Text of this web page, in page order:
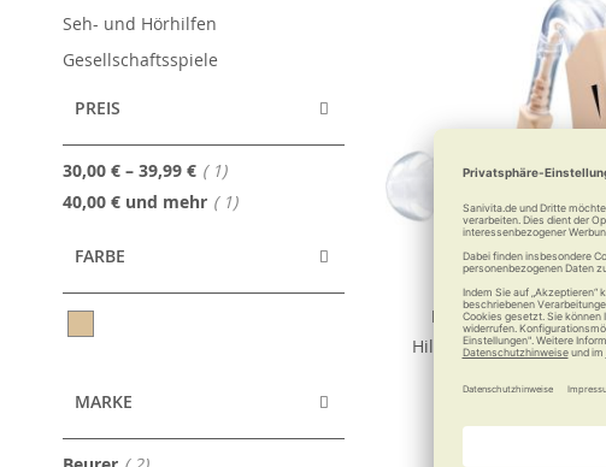
Beurer Hörhilfe HA
Hilft den Lauschern
Seh- und Hörhilfen
Gesellschaftsspiele
PREIS
30,00 € – 39,99 € 1Artikel
40,00 € und mehr 1Artikel
FARBE
MARKE